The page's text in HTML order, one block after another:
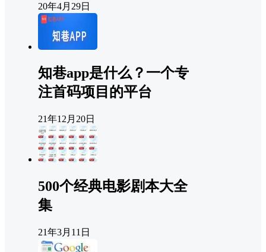
20年4月29日
知巷app是什么？一个专
注首码项目的平台
21年12月20日
500个经典电影剧本大全
集
21年3月11日